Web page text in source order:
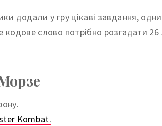
додали у гру цікаві завдання,
кодове слово потрібно розгадати
Kombat.